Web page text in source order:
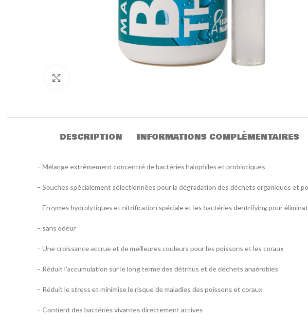
DESCRIPTION INFORMATIONS COMPLÉMENTAIRES
– Mélange extrêmement concentré de bactéries halophiles et probiotiques
– Souches spécialement sélectionnées pour la dégradation des déchets organiques et
– Enzymes hydrolytiques et nitrification spéciale et les bactéries dentrifying pour
– sans odeur
– Une croissance accrue et de meilleures couleurs pour les poissons et les coraux
– Réduit l’accumulation sur le long terme des détritus et de déchets anaérobies
– Réduit le stress et minimise le risque de maladies des poissons et coraux
– Contient des bactéries vivantes directement actives